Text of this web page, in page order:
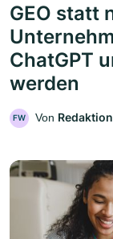
GEO statt
ChatGPT
werden
FW Von